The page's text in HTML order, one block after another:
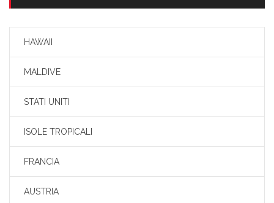
HAWAII
MALDIVE
STATI UNITI
ISOLE TROPICALI
FRANCIA
AUSTRIA